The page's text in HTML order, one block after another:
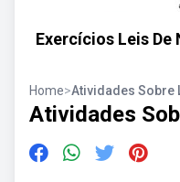
Exercícios Leis De
Home>Atividades Sobre
Atividades